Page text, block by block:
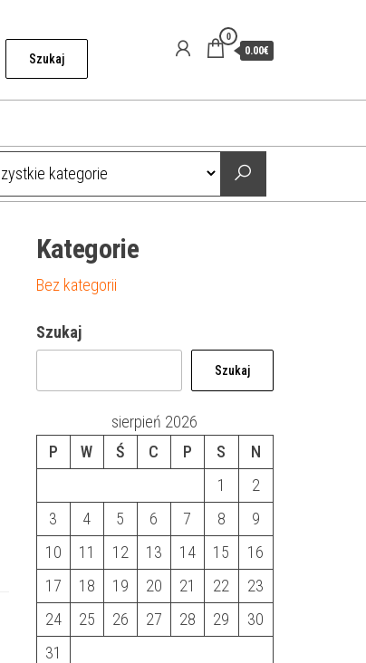
Szukaj
0
0.00€
Kategorie
Bez kategorii
Szukaj
Szukaj
sierpień 2026
P
W Ś C P S
N
1
2
3
4 5 6 7 8
9
10
11 12 13 14 15
16
17
18 19 20 21 22
23
24
25 26 27 28 29
30
31